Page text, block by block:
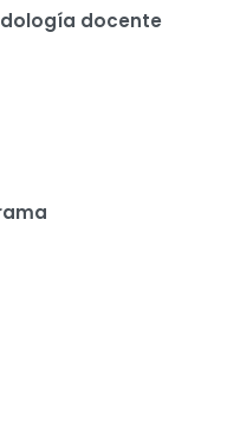
docente